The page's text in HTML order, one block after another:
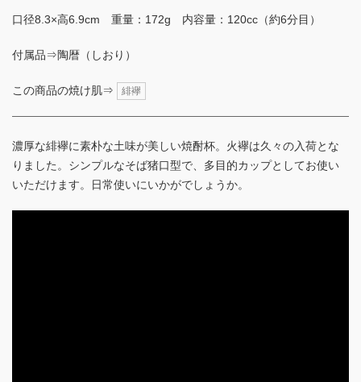
口径8.3×高6.9cm 重量：172g 内容量：120cc（約6分目）
付属品⇒陶暦（しおり）
この商品の焼け肌⇒ 緋襷
濃厚な緋襷に素朴な土味が美しい焼酎杯。火襷は久々の入荷とな
りました。シンプルなそば猪口型で、多目的カップとしてお使い
いただけます。日常使いにいかがでしょうか。